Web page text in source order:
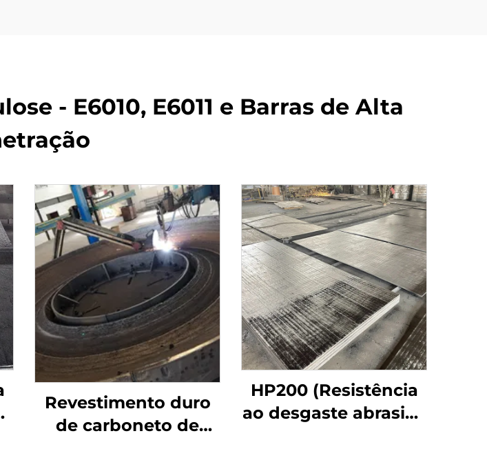
- E6010, E6011 e Barras de Alta
Revestimento duro
de carboneto de
HP200 (Resistência
ao desgaste abrasivo